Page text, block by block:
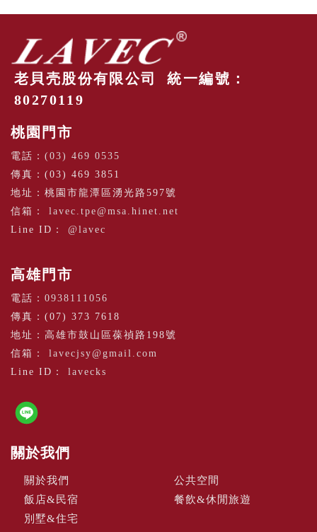
老貝壳股份有限公司 統一編號：
80270119
桃園門市
電話： (03) 469 0535
傳真：(03) 469 3851
地址：桃園市龍潭區湧光路597號
信箱： lavec.tpe@msa.hinet.net
Line ID： @lavec
高雄門市
電話： 0938111056
傳真：(07) 373 7618
地址：高雄市鼓山區葆禎路198號
信箱： lavecjsy@gmail.com
Line ID： lavecks
關於我們
關於我們
公共空間
飯店&民宿
餐飲&休閒旅遊
別墅&住宅